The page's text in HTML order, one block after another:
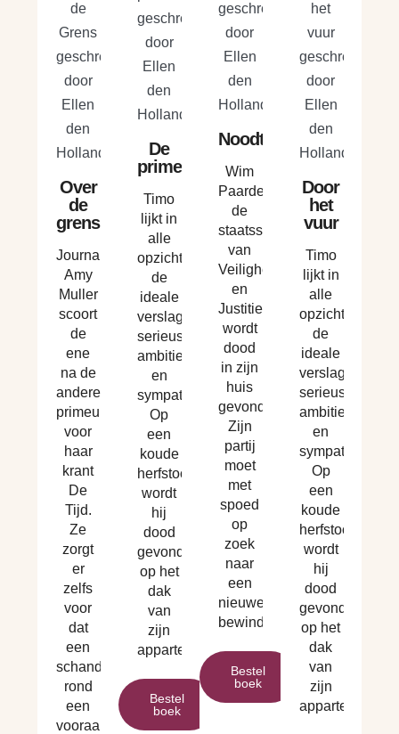
Over
de
grens
Journalist
Amy
Muller
scoort
de
ene
na de
andere
primeur
voor
haar
krant
De
Tijd.
Ze
zorgt
er
zelfs
voor
dat
een
schandaal
rond
een
vooraanstaande
De
primeur
Timo
lijkt in
alle
opzichten
de
ideale
verslaggever:
serieus,
ambitieus
en
sympathiek.
Op
een
koude
herfstochtend
wordt
hij
dood
gevonden
op het
dak
van
zijn
appartement.
Bestel
boek
Noodtoestand
Wim
Paardenkoper,
de
staatssecretaris
van
Veiligheid
en
Justitie,
wordt
dood
in zijn
huis
gevonden.
Zijn
partij
moet
met
spoed
op
zoek
naar
een
nieuwe
bewindsman.
Bestel
boek
Door
het
vuur
Timo
lijkt in
alle
opzichten
de
ideale
verslaggever:
serieus,
ambitieus
en
sympathiek.
Op
een
koude
herfstochtend
wordt
hij
dood
gevonden
op het
dak
van
zijn
appartement.